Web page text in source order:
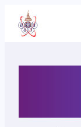
เนื้อหา